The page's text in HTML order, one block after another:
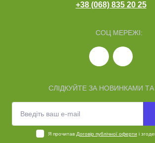
+38 (068) 835 20 25
СОЦ МЕРЕЖІ:
СЛІДКУЙТЕ ЗА НОВИНКАМИ
Я прочитав Договір публічної оферти і